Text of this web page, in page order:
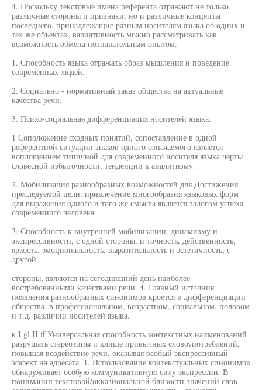
4. Поскольку текстовые имена референта отражают не только
различные стороны и признаки, но и различные концепты
последнего, принадлежащие разным носителям языка об одних и
тех же объектах, вариативность можно рассматривать как
возможность обмена познавательным опытом.
1. Способность языка отражать образ мышления и поведение
современных людей.
2. Социально - нормативный заказ общества на актуальные
качества речи.
3. Психо-социальная дифференциация носителей языка.
1 Соположение сходных понятий, сопоставление в одной
референтной ситуации знаков одного означаемого является
воплощением типичной для современного носителя языка черты
словесной избыточности, тенденции к аналитизму.
2. Мобилизация разнообразных возможностей для Достижения
преследуемой цели, привлечение многообразия языковых форм
для выражения одного и того же смысла является залогом успеха
современного человека.
3. Способность к внутренней мобилизации, динамизму и
экспрессивности, с одной стороны, и точность, действенность,
яркость, эмоциональность, выразительность и эстетичность, с
другой
стороны, являются на сегодняшний день наиболее
востребованными качествами речи. 4. Главный источник
появления разнообразных синонимов кроется в дифференциации
общества, в профессиональном, возрастном, социальном, половом
и т.д. различии носителей языка.
к I gl II ff Универсальная способность контекстных наименований
разрушать стереотипы и клише привычных словоупотреблений,
повышая воздействие речи, оказывая особый экспрессивный
эффект на адресата. 1. Использование контекстуальных синонимов
обнаруживает особую коммуникативную силу экспрессии. В
понимании текстовой/окказиональной близости значений слов